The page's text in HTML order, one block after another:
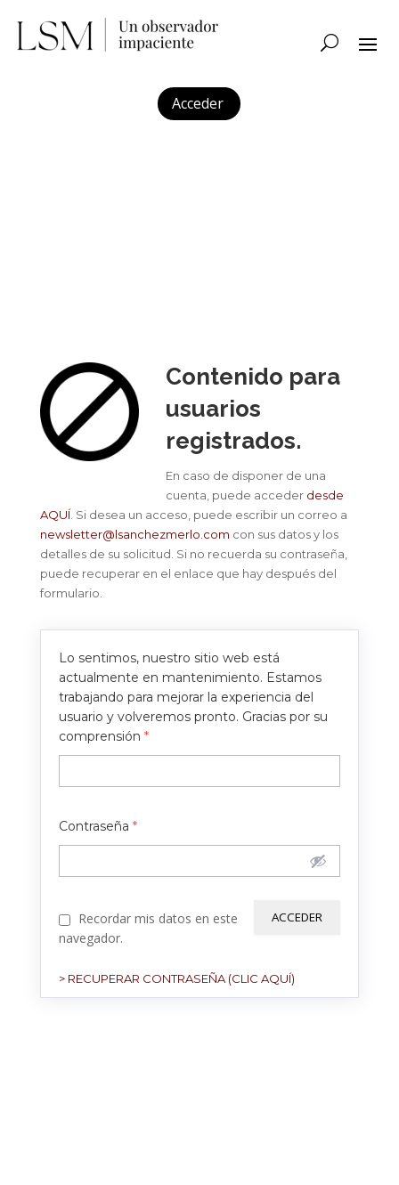
Acceder
Contenido para
usuarios
registrados.
En caso de disponer de una
cuenta, puede acceder desde
AQUÍ. Si desea un acceso, puede escribir un correo a
newsletter@lsanchezmerlo.com con sus datos y los
detalles de su solicitud. Si no recuerda su contraseña,
puede recuperar en el enlace que hay después del
formulario.
Lo sentimos, nuestro sitio web está
actualmente en mantenimiento. Estamos
trabajando para mejorar la experiencia del
usuario y volveremos pronto. Gracias por su
comprensión *
Contraseña *
Recordar mis datos en este
navegador.
> RECUPERAR CONTRASEÑA (CLIC AQUÍ)